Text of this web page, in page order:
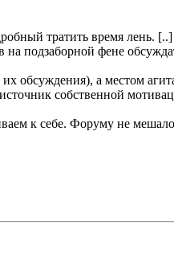
тратить время лень.
подзаборной фене
обсуждения), а местом
собственной
к себе. Форуму не